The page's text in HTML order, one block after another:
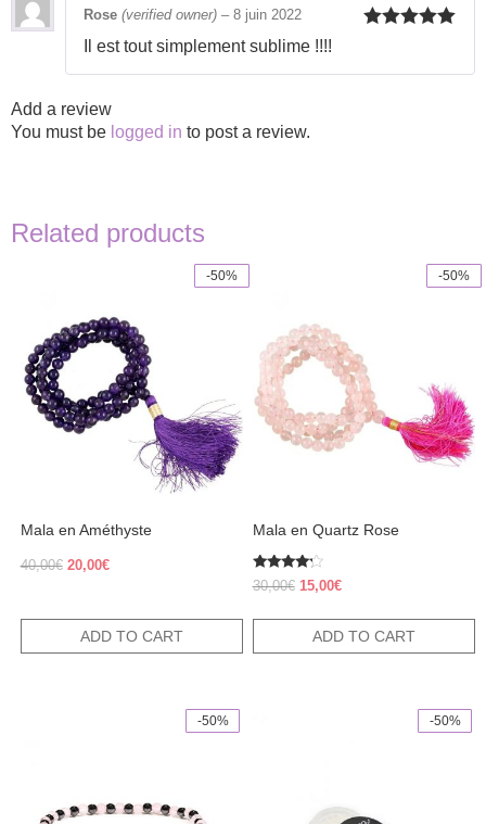
Rose (verified owner) – 8 juin 2022
Il est tout simplement sublime !!!!
Add a review
You must be logged in to post a review.
Related products
-50%
Mala en Améthyste
40,00€ Original
20,00€Current
ADD TO CART
-50%
Mala en Quartz Rose
Rated
4.00
30,00€ Original
30,00€.
15,00€Current
15,00€.
ADD TO CART
-50% -50%